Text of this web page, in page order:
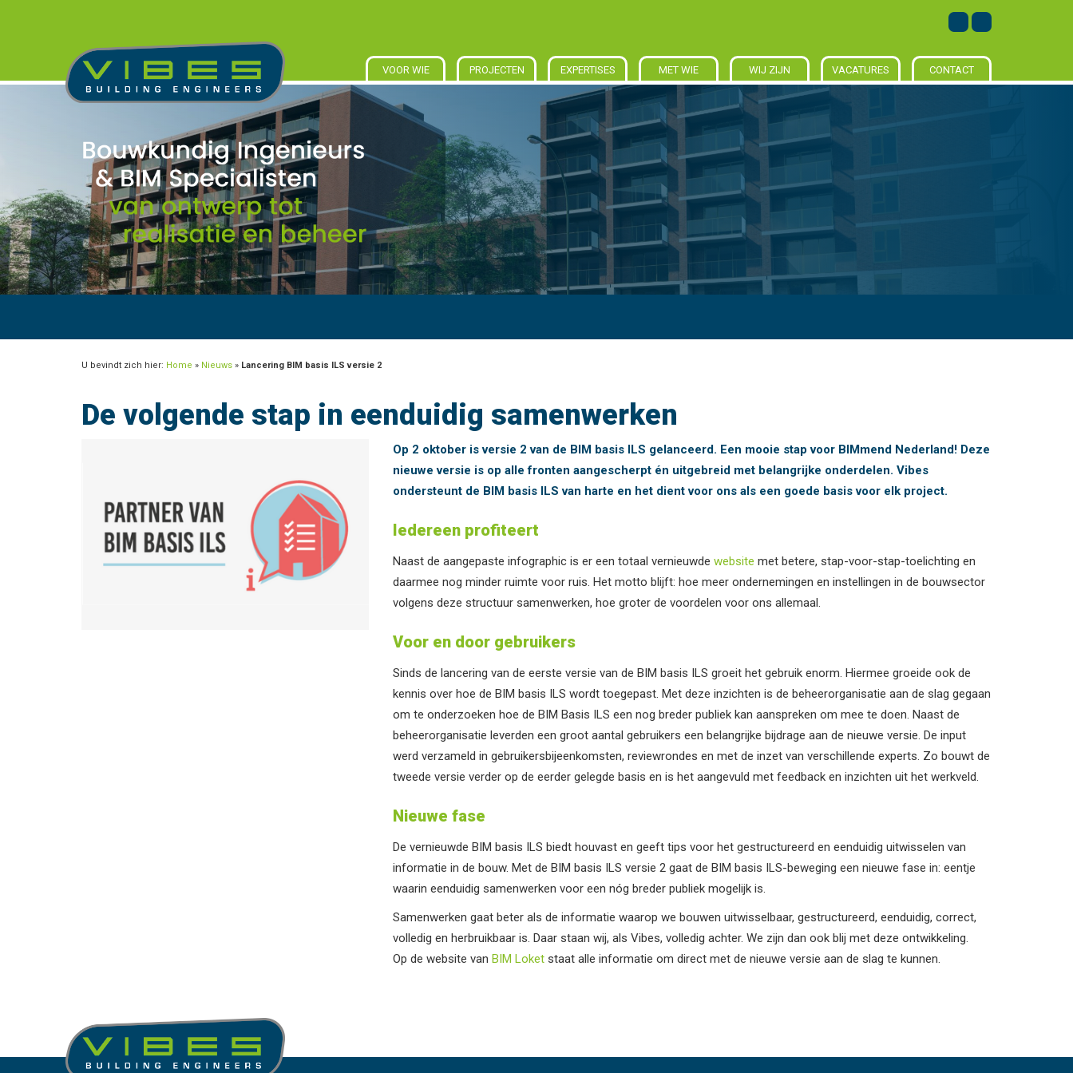
VOOR WIE PROJECTEN EXPERTISES MET WIE WIJ ZIJN VACATURES CONTACT
U bevindt zich hier: Home » Nieuws » Lancering BIM basis ILS versie 2
De volgende stap in eenduidig samenwerken
Op 2 oktober is versie 2 van de BIM basis ILS gelanceerd. Een mooie stap voor BIMmend Nederland! Deze
nieuwe versie is op alle fronten aangescherpt én uitgebreid met belangrijke onderdelen. Vibes
ondersteunt de BIM basis ILS van harte en het dient voor ons als een goede basis voor elk project.
Iedereen profiteert
Naast de aangepaste infographic is er een totaal vernieuwde website met betere, stap-voor-stap-toelichting en
daarmee nog minder ruimte voor ruis. Het motto blijft: hoe meer ondernemingen en instellingen in de bouwsector
volgens deze structuur samenwerken, hoe groter de voordelen voor ons allemaal.
Voor en door gebruikers
Sinds de lancering van de eerste versie van de BIM basis ILS groeit het gebruik enorm. Hiermee groeide ook de
kennis over hoe de BIM basis ILS wordt toegepast. Met deze inzichten is de beheerorganisatie aan de slag gegaan
om te onderzoeken hoe de BIM Basis ILS een nog breder publiek kan aanspreken om mee te doen. Naast de
beheerorganisatie leverden een groot aantal gebruikers een belangrijke bijdrage aan de nieuwe versie. De input
werd verzameld in gebruikersbijeenkomsten, reviewrondes en met de inzet van verschillende experts. Zo bouwt de
tweede versie verder op de eerder gelegde basis en is het aangevuld met feedback en inzichten uit het werkveld.
Nieuwe fase
De vernieuwde BIM basis ILS biedt houvast en geeft tips voor het gestructureerd en eenduidig uitwisselen van
informatie in de bouw. Met de BIM basis ILS versie 2 gaat de BIM basis ILS-beweging een nieuwe fase in: eentje
waarin eenduidig samenwerken voor een nóg breder publiek mogelijk is.
Samenwerken gaat beter als de informatie waarop we bouwen uitwisselbaar, gestructureerd, eenduidig, correct,
volledig en herbruikbaar is. Daar staan wij, als Vibes, volledig achter. We zijn dan ook blij met deze ontwikkeling.
Op de website van BIM Loket staat alle informatie om direct met de nieuwe versie aan de slag te kunnen.